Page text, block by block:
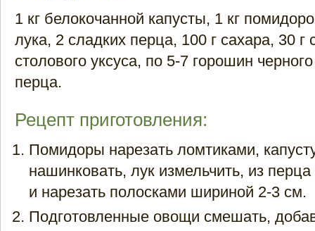
1 кг белокочанной капусты, 1 кг
лука, 2 сладких перца, 100 г сахара, 30
столового уксуса, по 5-7 горошин
перца.
Рецепт приготовления:
Помидоры нарезать ломтиками,
нашинковать, лук измельчить, из
и нарезать полосками шириной 2-3 см.
Подготовленные овощи смешать,